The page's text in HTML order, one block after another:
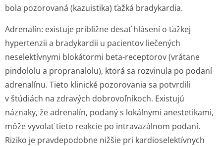
bola pozorovaná (kazuistika) ťažká bradykardia.
Adrenalín: existuje približne desať hlásení o ťažkej
hypertenzii a bradykardii u pacientov liečených
neselektívnymi blokátormi beta-receptorov (vrátane
pindololu a propranalolu), ktorá sa rozvinula po podaní
adrenalínu. Tieto klinické pozorovania sa potvrdili
v štúdiách na zdravých dobrovoľníkoch. Existujú
náznaky, že adrenalín, podaný s lokálnymi anestetikami,
môže vyvolať tieto reakcie po intravazálnom podaní.
Riziko je pravdepodobne nižšie pri kardioselektívnych